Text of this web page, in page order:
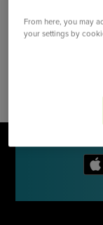
From here, you may
your settings by